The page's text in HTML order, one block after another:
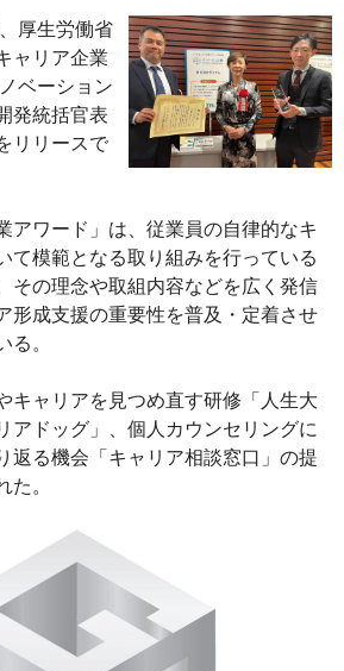
厚生労働省
ャリア企業
ベーション
発統括官表
リリースで
アワード」は、従業員の自律的なキ
て模範となる取り組みを行っている
その理念や取組内容などを広く発信
形成支援の重要性を普及・定着させ
る。
キャリアを見つめ直す研修「人生大
アドッグ」、個人カウンセリングに
返る機会「キャリア相談窓口」の提
た。